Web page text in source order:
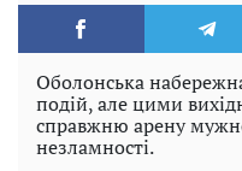
Оболонська
подій, але цими
справжню арену
незламності.